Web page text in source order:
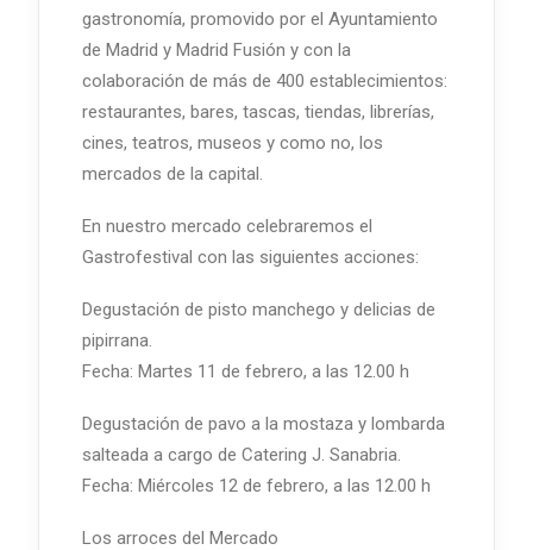
gastronomía, promovido por el Ayuntamiento
de Madrid y Madrid Fusión y con la
colaboración de más de 400 establecimientos:
restaurantes, bares, tascas, tiendas, librerías,
cines, teatros, museos y como no, los
mercados de la capital.
En nuestro mercado celebraremos el
Gastrofestival con las siguientes acciones:
Degustación de pisto manchego y delicias de
pipirrana.
Fecha: Martes 11 de febrero, a las 12.00 h
Degustación de pavo a la mostaza y lombarda
salteada a cargo de Catering J. Sanabria.
Fecha: Miércoles 12 de febrero, a las 12.00 h
Los arroces del Mercado